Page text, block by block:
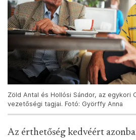
Zöld Antal és Hollósi Sándor, az egykori
vezetőségi tagjai. Fotó: Györffy Anna
Az érthetőség kedvéért